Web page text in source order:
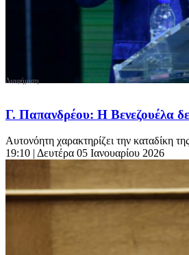
Γ. Παπανδρέου: Η Βενεζουέλα
Αυτονόητη χαρακτηρίζει την καταδίκη
19:10 | Δευτέρα 05 Ιανουαρίου 2026